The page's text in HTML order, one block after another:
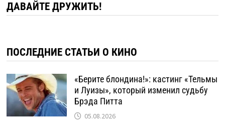
ДАВАЙТЕ ДРУЖИТЬ!
ПОСЛЕДНИЕ СТАТЬИ О КИНО
«Берите блондина!»: кастинг «Тельмы
и Луизы», который изменил судьбу
Брэда Питта
05.08.2026